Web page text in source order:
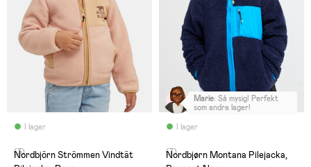
I lager
(3)
Nordbjörn Strömmen Vindtät
I lager
Marie: Så mysig! Perfekt
som andra lager!
(7)
Nordbjørn Montana Pilejacka,